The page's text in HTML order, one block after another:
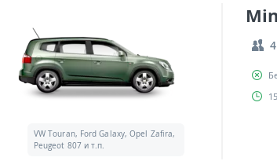
VW Touran, Ford Galaxy, Opel Zafira,
Peugeot 807 и т.п.
4